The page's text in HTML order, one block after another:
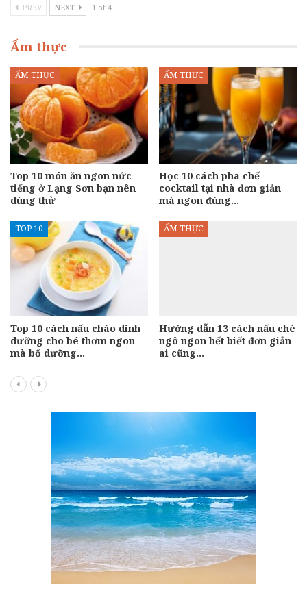
PREV NEXT 1 of 4
Ẩm thực
ẨM THỰC
Top 10 món ăn ngon nức
tiếng ở Lạng Sơn bạn nên
dùng thử
ẨM THỰC
Học 10 cách pha chế
cocktail tại nhà đơn giản
mà ngon đúng…
TOP 10
Top 10 cách nấu cháo dinh
dưỡng cho bé thơm ngon
mà bổ dưỡng…
ẨM THỰC
Hướng dẫn 13 cách nấu chè
ngô ngon hết biết đơn giản
ai cũng…